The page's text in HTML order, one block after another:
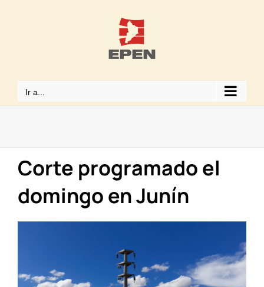
Ir a...
Corte programado el
domingo en Junín